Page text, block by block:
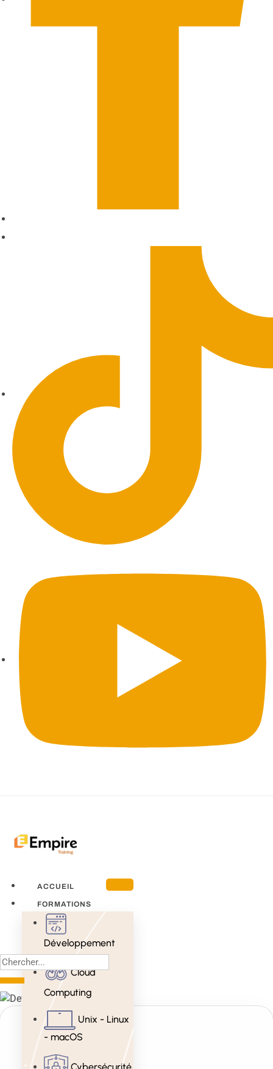
ACCUEIL
FORMATIONS
Développement
Cloud
Computing
Unix - Linux
- macOS